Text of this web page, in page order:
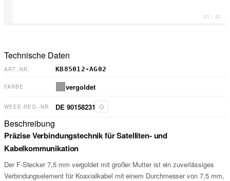
01 / 01
Technische Daten
ART.-NR. KB85012-AG02
FARBE vergoldet
WEEE-REG.-NR. DE 90158231
Beschreibung
Präzise Verbindungstechnik für Satelliten- und
Kabelkommunikation
Der F-Stecker 7,5 mm vergoldet mit großer Mutter ist ein zuverlässiges
Verbindungselement für Koaxialkabel mit einem Durchmesser von 7,5 mm,